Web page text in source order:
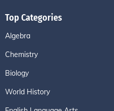
Top Categories
Algebra
Chemistry
Biology
World History